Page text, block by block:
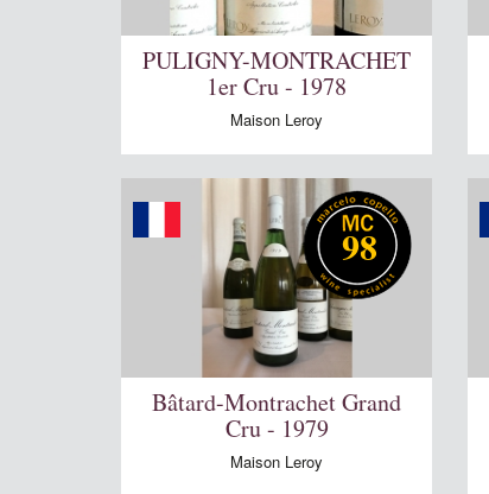
PULIGNY-MONTRACHET
1er Cru - 1978
Maison Leroy
98
Bâtard-Montrachet Grand
Cru - 1979
Maison Leroy